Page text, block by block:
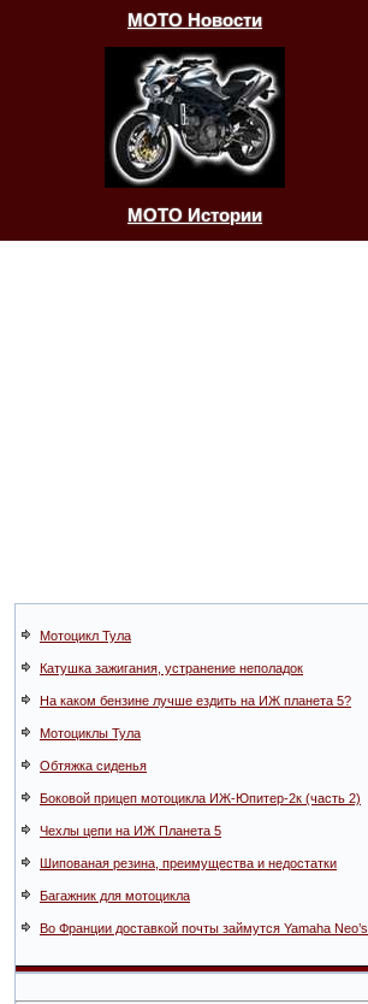
МОТО Новости
МОТО Истории
Мотоцикл Тула
Катушка зажигания, устранение неполадок
На каком бензине лучше ездить на ИЖ планета 5?
Мотоциклы Тула
Обтяжка сиденья
Боковой прицеп мотоцикла ИЖ-Юпитер-2к (часть 2)
Чехлы цепи на ИЖ Планета 5
Шипованая резина, преимущества и недостатки
Багажник для мотоцикла
Во Франции доставкой почты займутся Yamaha Neo’s